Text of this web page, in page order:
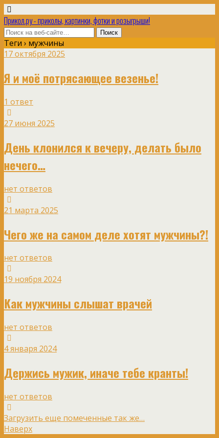
Прикол.ру - приколы, картинки, фотки и розыгрыши!
Теги › мужчины
17 октября 2025
Я и моё потрясающее везенье!
1 ответ
27 июня 2025
День клонился к вечеру, делать было
нечего…
нет ответов
21 марта 2025
Чего же на самом деле хотят мужчины?!
нет ответов
19 ноября 2024
Как мужчины слышат врачей
нет ответов
4 января 2024
Держись мужик, иначе тебе кранты!
нет ответов
Загрузить еще помеченные так же…
Наверх